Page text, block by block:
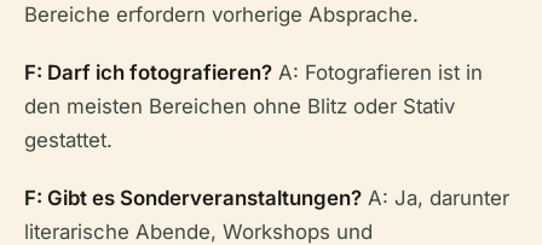
Bereiche erfordern vorherige Absprache.
F: Darf ich fotografieren? A: Fotografieren ist in
den meisten Bereichen ohne Blitz oder Stativ
gestattet.
F: Gibt es Sonderveranstaltungen? A: Ja, darunter
literarische Abende, Workshops und